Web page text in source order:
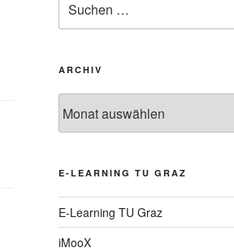
nach:
ARCHIV
E-LEARNING TU GRAZ
E-Learning TU Graz
iMooX